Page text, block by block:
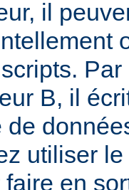
il
B, il
de
utiliser
faire en